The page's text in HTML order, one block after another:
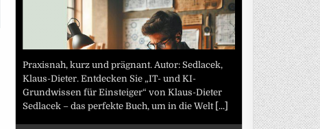
Praxisnah, kurz und prägnant. Autor: Sedlacek,
Klaus-Dieter. Entdecken Sie „IT- und KI-
Grundwissen für Einsteiger“ von Klaus-Dieter
Sedlacek – das perfekte Buch, um in die Welt [...]